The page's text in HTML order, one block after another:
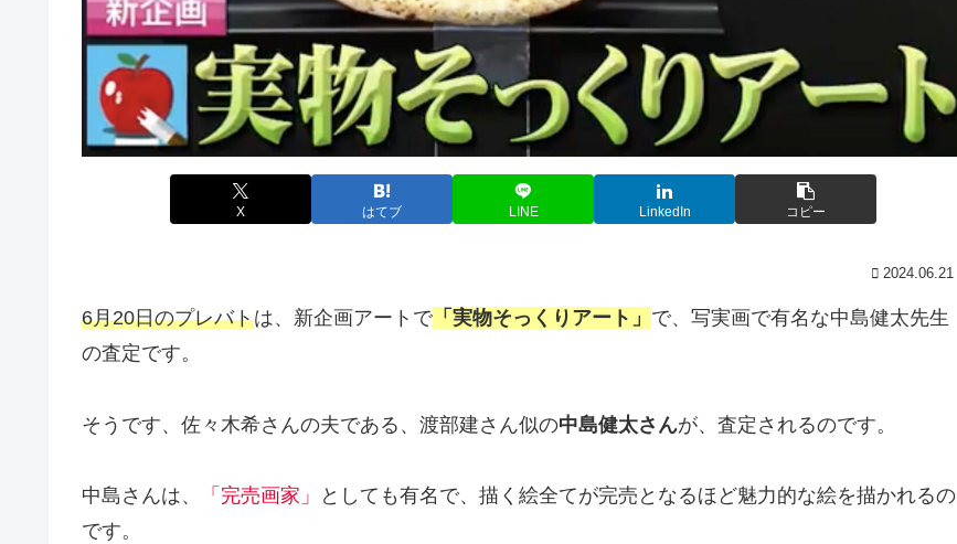
X はてブ LINE LinkedIn コピー
2024.06.21
6月20日のプレバトは、新企画アートで 「実物そっくりアート」 で、写実画で有名な中島健太先生
の査定です。
そうです、佐々木希さんの夫である、渡部建さん似の中島健太さんが、査定されるのです。
中島さんは、 「完売画家」
としても有名で、描く絵全てが完売となるほど魅力的な絵を描かれるの
です。